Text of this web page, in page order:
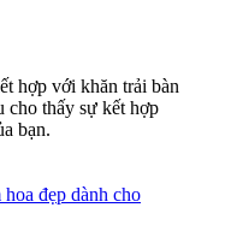
hợp với khăn trải bàn
cho thấy sự kết hợp
bạn.